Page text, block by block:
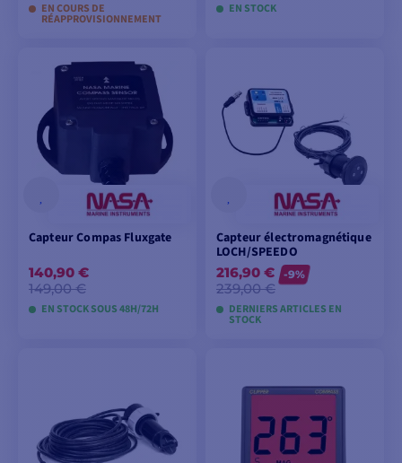
EN COURS DE
RÉAPPROVISIONNEMENT
VOIR LES MODÈLES
EN STOCK
Capteur Compas Fluxgate
140,90 €
149,00 €
EN STOCK SOUS 48H/72H
Capteur électromagnétique
LOCH/SPEEDO
216,90 €
239,00 €
-9%
DERNIERS ARTICLES EN
STOCK
PANIER